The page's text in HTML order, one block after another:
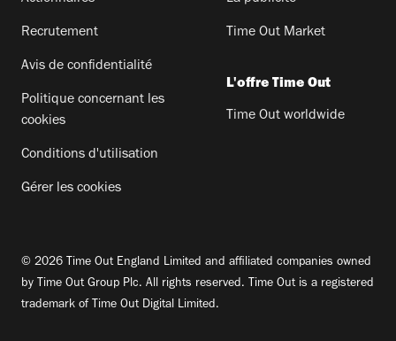
Recrutement
Avis de confidentialité
Politique concernant les
cookies
Conditions d'utilisation
Gérer les cookies
Time Out Market
L'offre Time Out
Time Out worldwide
© 2026 Time Out England Limited and affiliated companies owned
by Time Out Group Plc. All rights reserved. Time Out is a registered
trademark of Time Out Digital Limited.